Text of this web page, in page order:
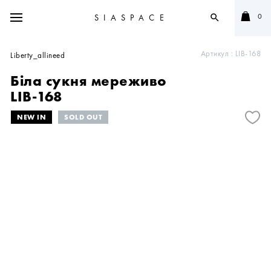
SIASPACE search 0
Артикул : LIB-168
Liberty_allineed
Біла сукня мереживо
LIB-168